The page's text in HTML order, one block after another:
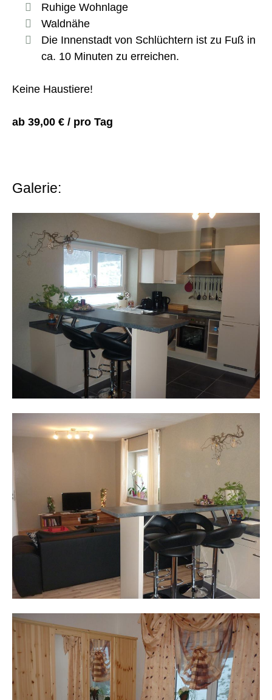
Ruhige Wohnlage
Waldnähe
Die Innenstadt von Schlüchtern ist zu Fuß in
ca. 10 Minuten zu erreichen.
Keine Haustiere!
ab 39,00 € / pro Tag
Galerie: